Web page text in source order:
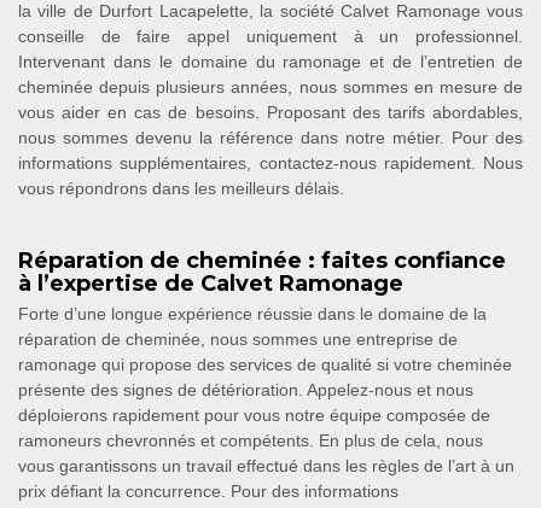
la ville de Durfort Lacapelette, la société Calvet Ramonage vous
conseille de faire appel uniquement à un professionnel.
Intervenant dans le domaine du ramonage et de l’entretien de
cheminée depuis plusieurs années, nous sommes en mesure de
vous aider en cas de besoins. Proposant des tarifs abordables,
nous sommes devenu la référence dans notre métier. Pour des
informations supplémentaires, contactez-nous rapidement. Nous
vous répondrons dans les meilleurs délais.
Réparation de cheminée : faites confiance
à l’expertise de Calvet Ramonage
Forte d’une longue expérience réussie dans le domaine de la
réparation de cheminée, nous sommes une entreprise de
ramonage qui propose des services de qualité si votre cheminée
présente des signes de détérioration. Appelez-nous et nous
déploierons rapidement pour vous notre équipe composée de
ramoneurs chevronnés et compétents. En plus de cela, nous
vous garantissons un travail effectué dans les règles de l’art à un
prix défiant la concurrence. Pour des informations